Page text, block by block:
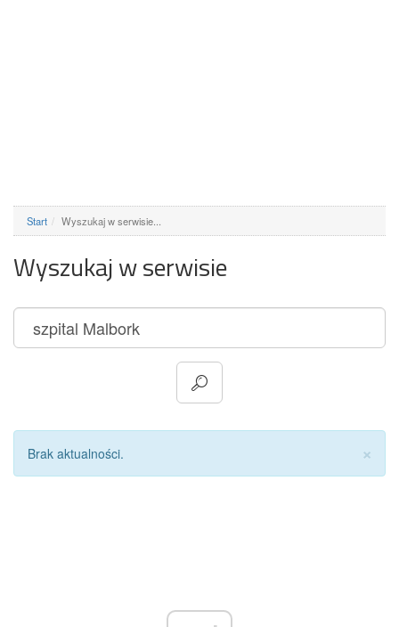
Start Wyszukaj w serwisie...
Wyszukaj w serwisie
×
Brak aktualności.